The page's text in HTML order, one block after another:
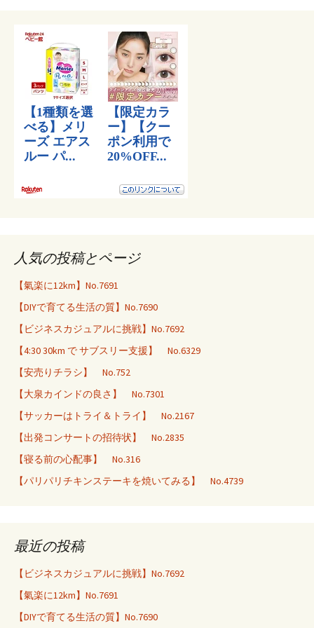
人気の投稿とページ
【氣楽に12km】No.7691
【DIYで育てる生活の質】No.7690
【ビジネスカジュアルに挑戦】No.7692
【4:30 30km で サブスリー支援】 No.6329
【安売りチラシ】 No.752
【大泉カインドの良さ】 No.7301
【サッカーはトライ＆トライ】 No.2167
【出発コンサートの招待状】 No.2835
【寝る前の心配事】 No.316
【パリパリチキンステーキを焼いてみる】 No.4739
最近の投稿
【ビジネスカジュアルに挑戦】No.7692
【氣楽に12km】No.7691
【DIYで育てる生活の質】No.7690